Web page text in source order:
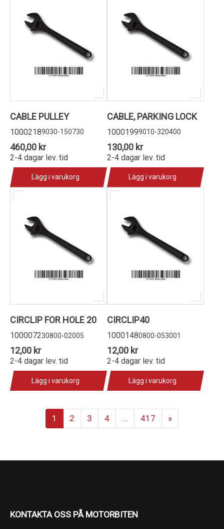
CABLE PULLEY
10002189030-150730
460,00 kr
2-4 dagar lev. tid
Lägg i varukorg
CABLE, PARKING LOCK
10001999010-320400
130,00 kr
2-4 dagar lev. tid
Lägg i varukorg
CIRCLIP FOR HOLE 20
100007230800-02005
12,00 kr
2-4 dagar lev. tid
Lägg i varukorg
CIRCLIP40
10001480800-053001
12,00 kr
2-4 dagar lev. tid
Lägg i varukorg
1 2 3 4 ... 417 »
KONTAKTA OSS PÅ MOTORBITEN